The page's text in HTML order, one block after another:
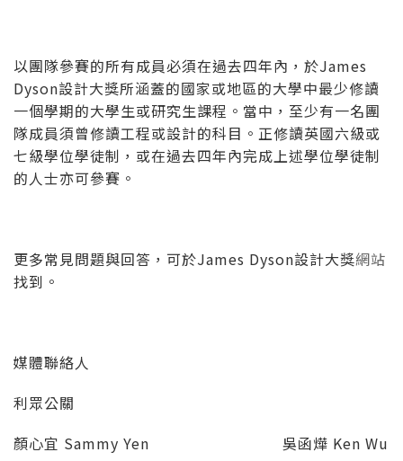
以團隊參賽的所有成員必須在過去四年內，於James
Dyson設計大獎所涵蓋的國家或地區的大學中最少修讀
一個學期的大學生或研究生課程。當中，至少有一名團
隊成員須曾修讀工程或設計的科目。正修讀英國六級或
七級學位學徒制，或在過去四年內完成上述學位學徒制
的人士亦可參賽。
更多常見問題與回答，可於James Dyson設計大獎網站
找到。
媒體聯絡人
利眾公關
顏心宜 Sammy Yen
吳函燁 Ken Wu